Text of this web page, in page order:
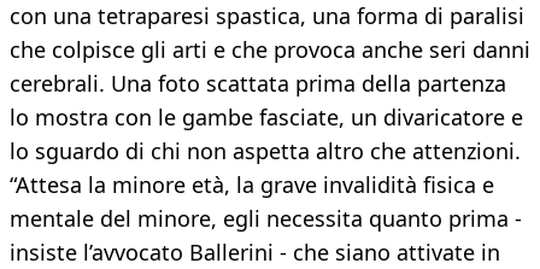
con una tetraparesi spastica, una forma di paralisi
che colpisce gli arti e che provoca anche seri danni
cerebrali. Una foto scattata prima della partenza
lo mostra con le gambe fasciate, un divaricatore e
lo sguardo di chi non aspetta altro che attenzioni.
“Attesa la minore età, la grave invalidità fisica e
mentale del minore, egli necessita quanto prima -
insiste l’avvocato Ballerini - che siano attivate in